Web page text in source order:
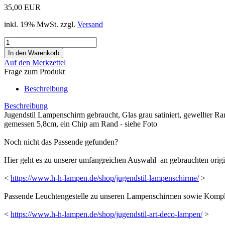
35,00 EUR
inkl. 19% MwSt. zzgl. Versand
Auf den Merkzettel
Frage zum Produkt
Beschreibung
Beschreibung
Jugendstil Lampenschirm gebraucht, Glas grau satiniert, gewellter
gemessen 5,8cm, ein Chip am Rand - siehe Foto
Noch nicht das Passende gefunden?
Hier geht es zu unserer umfangreichen Auswahl an gebrauchten
< https://www.h-h-lampen.de/shop/jugendstil-lampenschirme/>
Passende Leuchtengestelle zu unseren Lampenschirmen sowie
< https://www.h-h-lampen.de/shop/jugendstil-art-deco-lampen/>